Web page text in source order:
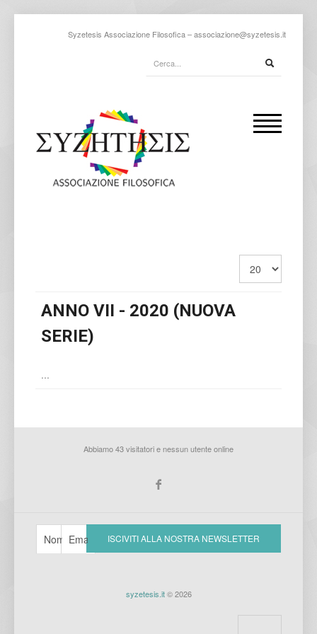
Syzetesis Associazione Filosofica –associazione@syzetesis.it
ANNO VII - 2020 (NUOVA
SERIE)
...
Abbiamo 43 visitatori e nessun utente online
syzetesis.it© 2026